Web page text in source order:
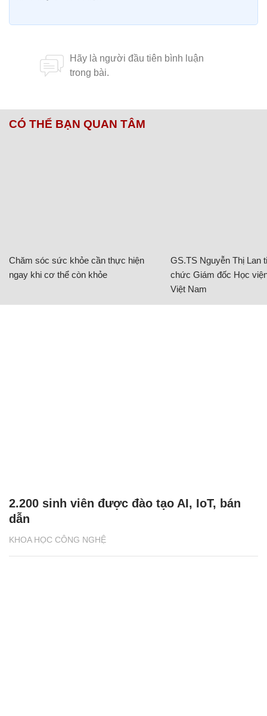
CÓ THỂ BẠN QUAN TÂM
Chăm sóc sức khỏe cần thực hiện
ngay khi cơ thể còn khỏe
GS.TS Nguyễn Thị Lan
chức Giám đốc Học
Việt Nam
KHOA HỌC CÔNG NGHỆ
2.200 sinh viên được đào tạo AI, IoT, bán
dẫn